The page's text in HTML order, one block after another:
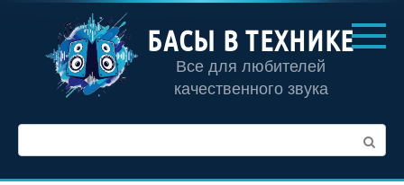
контенту
БАСЫ В ТЕХНИКЕ
Все для любителей
качественного звука